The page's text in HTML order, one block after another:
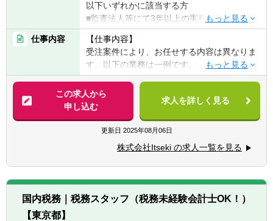
以下いずれかに該当する方
■監査法人等にて3年以上の実務経験
■公認会計士(試験合格者も可)
■米国公認会計士
【歓迎要件】
■MBA取得者
■マネジメント経験がある方
■会計事務所勤務経験がある方
【求める人物像】
■誰かのサポートをするころにモチベーショ
たい方
■素直に人の意見を聞くことができる方
仕事内容
【仕事内容】
受注案件により、お任せする内容は異なりま
す。以下の業務は一例です。
■税務（申告書の作成まで）
■デジタル・フォレンジックレビュー業務
■コンサルタントのサポート（不正調査/デュ
ーデリジェンス/上場支援など）
※業務詳細について：案件により様々な業務
が発生するため、候補者の方のご志向をお伺
いしつつ、事業内容はお任せする業務詳細に
ついては、1次面接時にご説明致します。
【同社の特徴】
この求人から
申し込む
求人を詳しく見る
更新日 2025年08月06日
株式会社Itseki の求人一覧を見る
国内税務｜税務スタッフ（税務未経験会計士OK！）
【東京都】